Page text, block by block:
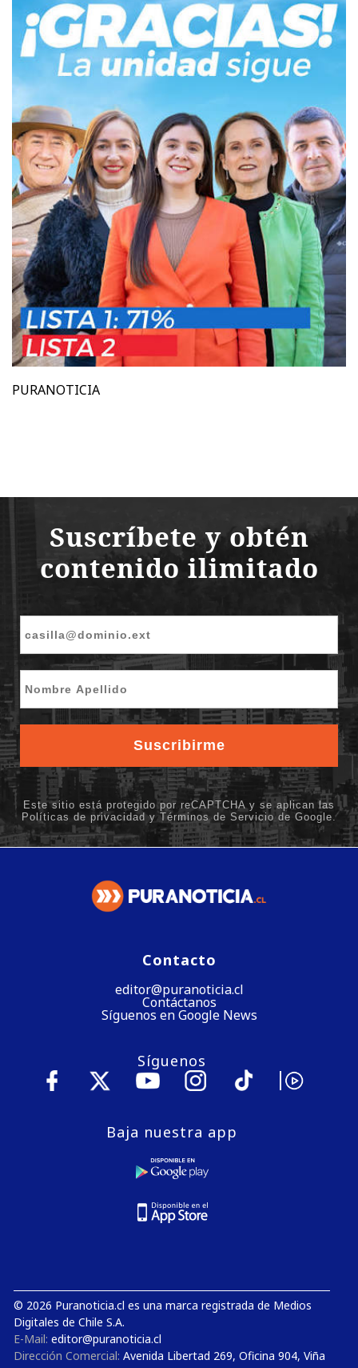
PURANOTICIA
Contacto
editor@puranoticia.cl
Contáctanos
Síguenos en Google News
Síguenos
Baja nuestra app
© 2026 Puranoticia.cl es una marca registrada de Medios
Digitales de Chile S.A.
E-Mail: editor@puranoticia.cl
Dirección Comercial: Avenida Libertad 269, Oficina 904, Viña